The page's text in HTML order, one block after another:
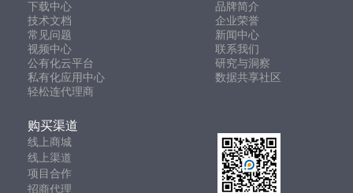
下载中心
品牌简介
技术文档
企业荣誉
常见问题
新闻中心
视频中心
联系我们
公有化云平台
研究与洞察
私有化应用中心
数据共享社区
轻松连代理商
购买渠道
线上商城
线上渠道
项目合作
招商代理